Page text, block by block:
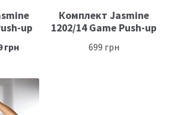
up
грн
Комплект Jasmine
1202/14 Game Push-up
699 грн